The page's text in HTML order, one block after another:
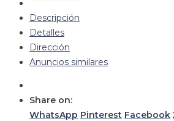
Descripción
Detalles
Dirección
Anuncios similares
Share on:
WhatsApp Pinterest Facebook